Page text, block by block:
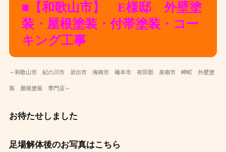
■【和歌山市】 E様邸 外壁塗
装・屋根塗装・付帯塗装・コー
キング工事
～和歌山市 紀の川市 岩出市 海南市 橋本市 有田郡 泉南市 岬町 外壁塗
装 屋根塗装 専門店～
お待たせしました
足場解体後のお写真はこちら